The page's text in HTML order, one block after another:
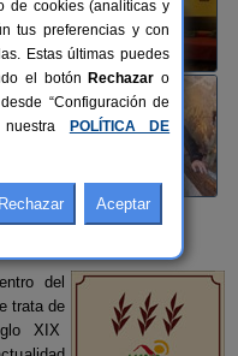
del
trata de
XIX
de cookies (analíticas y
tus preferencias y con
Estas últimas puedes
el botón Rechazar o
“Configuración de
nuestra
POLÍTICA DE